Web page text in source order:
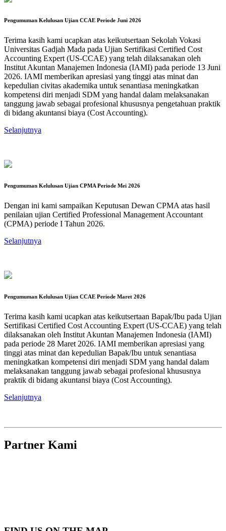
Pengumuman Kelulusan Ujian CCAE Periode Juni 2026
Terima kasih kami ucapkan atas keikutsertaan Sekolah Vokasi
Universitas Gadjah Mada pada Ujian Sertifikasi Certified Cost
Accounting Expert (US-CCAE) yang telah dilaksanakan oleh
Institut Akuntan Manajemen Indonesia (IAMI) pada periode 13 Juni
2026. IAMI memberikan apresiasi yang tinggi atas minat dan
kepedulian civitas akademika untuk senantiasa meningkatkan
kompetensi diri menjadi SDM yang handal dalam melaksanakan
tanggung jawab sebagai profesional khususnya pengetahuan praktik
di bidang akuntansi biaya (Cost Accounting).
Selanjutnya
Pengumuman Kelulusan Ujian CPMA Periode Mei 2026
Dengan ini kami sampaikan Keputusan Dewan CPMA atas hasil
penilaian ujian Certified Professional Management Accountant
(CPMA) periode I Tahun 2026.
Selanjutnya
Pengumuman Kelulusan Ujian CCAE Periode Maret 2026
Terima kasih kami ucapkan atas keikutsertaan Bapak/Ibu pada Ujian
Sertifikasi Certified Cost Accounting Expert (US-CCAE) yang telah
dilaksanakan oleh Institut Akuntan Manajemen Indonesia (IAMI)
pada periode 28 Maret 2026. IAMI memberikan apresiasi yang
tinggi atas minat dan kepedulian Bapak/Ibu untuk senantiasa
meningkatkan kompetensi diri menjadi SDM yang handal dalam
melaksanakan tanggung jawab sebagai profesional khususnya
praktik di bidang akuntansi biaya (Cost Accounting).
Selanjutnya
Partner Kami